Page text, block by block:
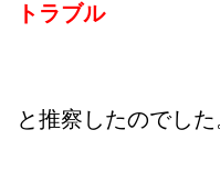
トラブル
と推察したのでした